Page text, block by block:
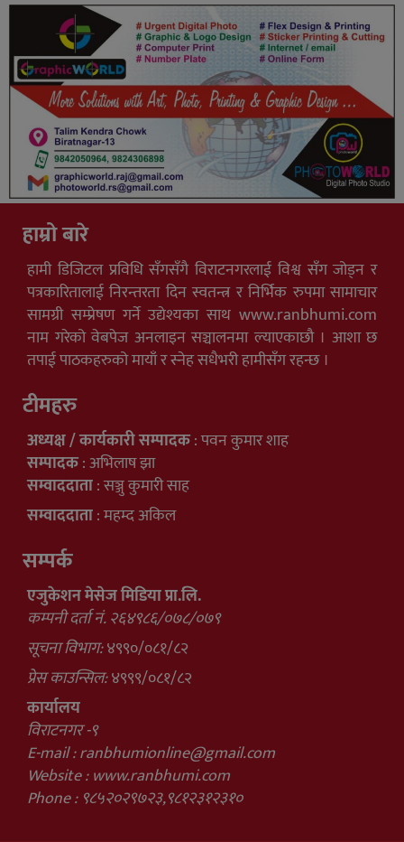
हाम्रो बारे
हामी डिजिटल प्रविधि सँगसँगै विराटनगरलाई विश्व सँग जोड्न र
पत्रकारितालाई निरन्तरता दिन स्वतन्त्र र निर्भिक रुपमा सामाचार
सामग्री सम्प्रेषण गर्ने उद्येश्यका साथ www.ranbhumi.com
नाम गरेको वेबपेज अनलाइन सञ्चालनमा ल्याएकाछौ । आशा छ
तपाई पाठकहरुको मायाँ र स्नेह सधैभरी हामीसँग रहन्छ ।
टीमहरु
अध्यक्ष / कार्यकारी सम्पादक: पवन कुमार शाह
सम्पादक: अभिलाष झा
सम्वाददाता: सञ्जु कुमारी साह
सम्वाददाता: महम्द अकिल
सम्पर्क
एजुकेशन मेसेज मिडिया प्रा.लि.
कम्पनी दर्ता नं. २६४९८६/०७८/०७९
सूचना विभाग:४९९०/०८१/८२
प्रेस काउन्सिल:४९९९/०८१/८२
कार्यालय
विराटनगर -९
E-mail :ranbhumionline@gmail.com
Website : www.ranbhumi.com
Phone : ९८५२०२९७२३,९८१२३१२३१०